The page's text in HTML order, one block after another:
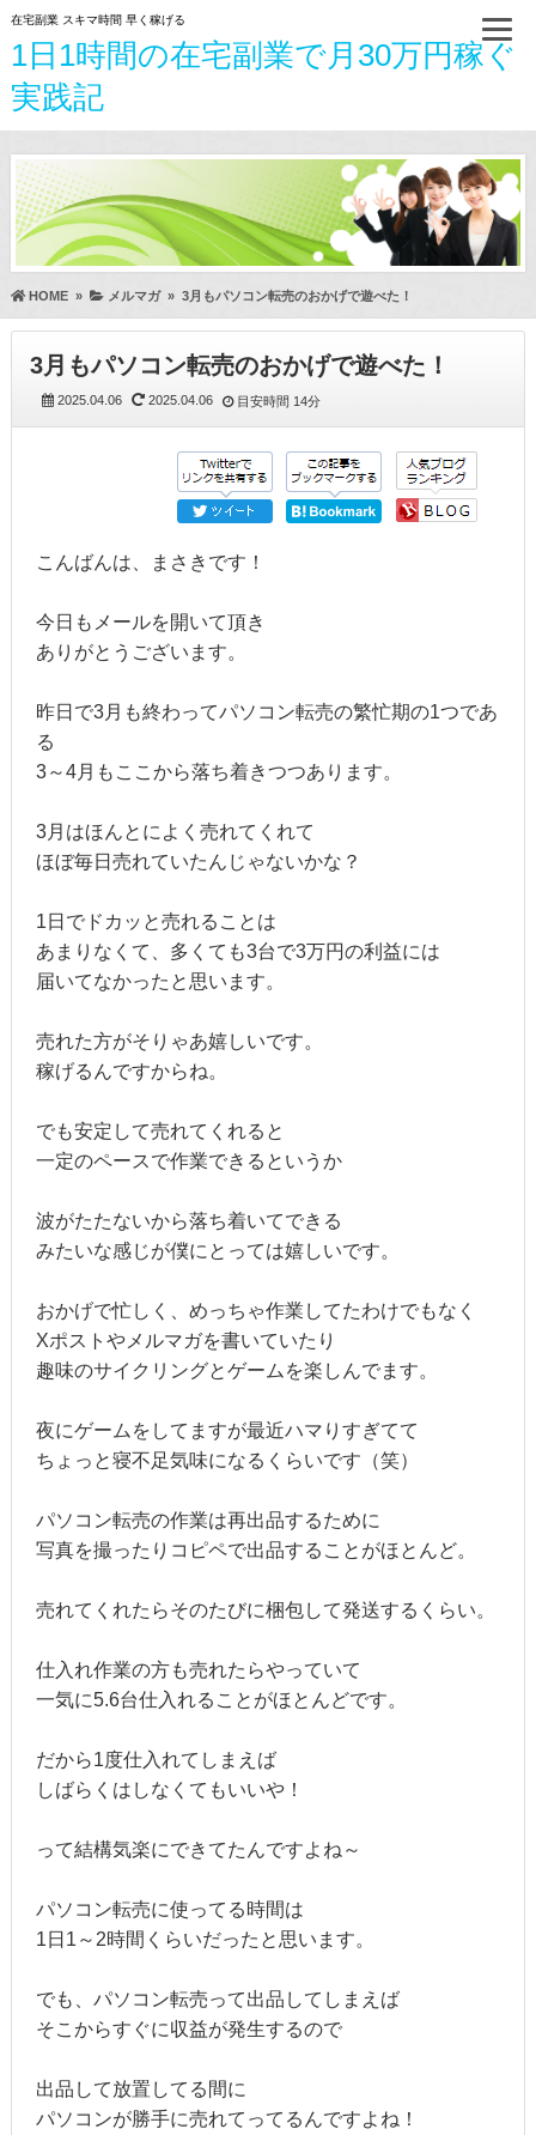
在宅副業 スキマ時間 早く稼げる
1日1時間の在宅副業で月30万円稼ぐ
実践記
HOME» メルマガ» 3月もパソコン転売のおかげで遊べた！
3月もパソコン転売のおかげで遊べた！
2025.04.06 2025.04.06 目安時間 14分
こんばんは、まさきです！
今日もメールを開いて頂き
ありがとうございます。
昨日で3月も終わってパソコン転売の繁忙期の1つであ
る
3～4月もここから落ち着きつつあります。
3月はほんとによく売れてくれて
ほぼ毎日売れていたんじゃないかな？
1日でドカッと売れることは
あまりなくて、多くても3台で3万円の利益には
届いてなかったと思います。
売れた方がそりゃあ嬉しいです。
稼げるんですからね。
でも安定して売れてくれると
一定のペースで作業できるというか
波がたたないから落ち着いてできる
みたいな感じが僕にとっては嬉しいです。
おかげで忙しく、めっちゃ作業してたわけでもなく
Xポストやメルマガを書いていたり
趣味のサイクリングとゲームを楽しんでます。
夜にゲームをしてますが最近ハマりすぎてて
ちょっと寝不足気味になるくらいです（笑）
パソコン転売の作業は再出品するために
写真を撮ったりコピペで出品することがほとんど。
売れてくれたらそのたびに梱包して発送するくらい。
仕入れ作業の方も売れたらやっていて
一気に5.6台仕入れることがほとんどです。
だから1度仕入れてしまえば
しばらくはしなくてもいいや！
って結構気楽にできてたんですよね～
パソコン転売に使ってる時間は
1日1～2時間くらいだったと思います。
でも、パソコン転売って出品してしまえば
そこからすぐに収益が発生するので
出品して放置してる間に
パソコンが勝手に売れてってるんですよね！